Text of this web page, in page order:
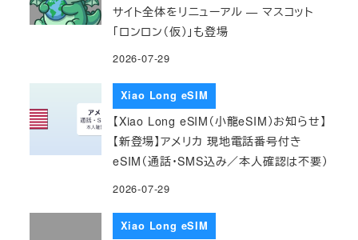
サイト全体をリニューアル — マスコット
「ロンロン（仮）」も登場
2026-07-29
Xiao Long eSIM
【Xiao Long eSIM（小龍eSIM）お知らせ】
【新登場】アメリカ 現地電話番号付き
eSIM（通話・SMS込み／本人確認は不要）
2026-07-29
Xiao Long eSIM